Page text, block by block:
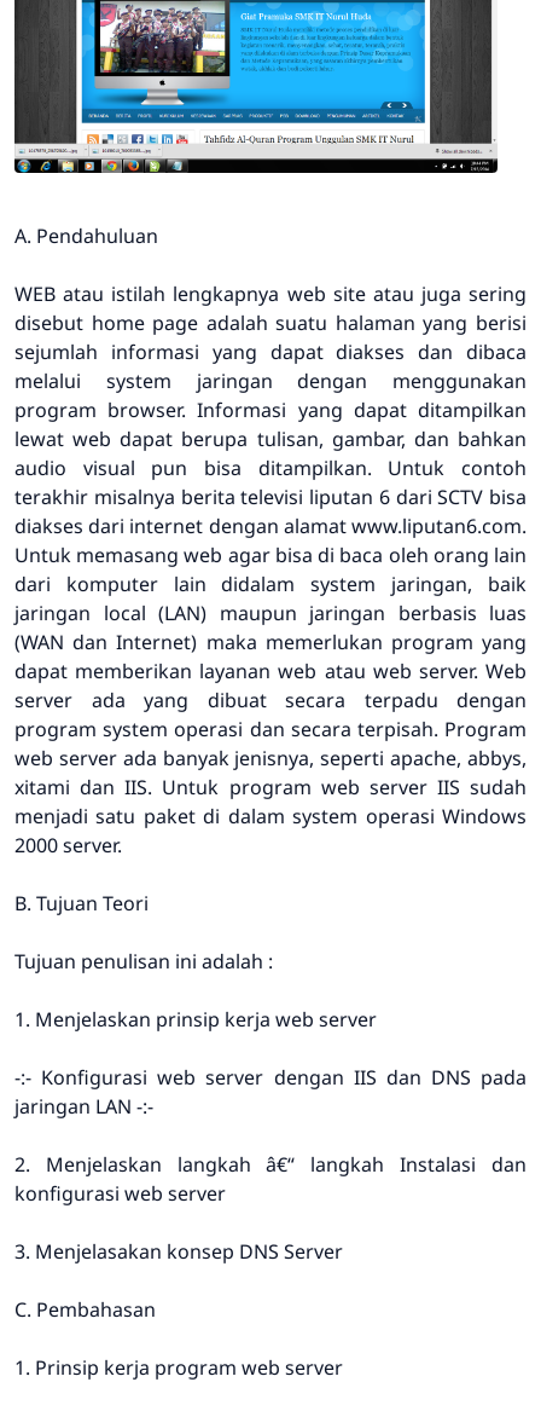
A. Pendahuluan
WEB atau istilah lengkapnya web site atau juga sering
disebut home page adalah suatu halaman yang berisi
sejumlah informasi yang dapat diakses dan dibaca
melalui system jaringan dengan menggunakan
program browser. Informasi yang dapat ditampilkan
lewat web dapat berupa tulisan, gambar, dan bahkan
audio visual pun bisa ditampilkan. Untuk contoh
terakhir misalnya berita televisi liputan 6 dari SCTV bisa
diakses dari internet dengan alamat www.liputan6.com.
Untuk memasang web agar bisa di baca oleh orang lain
dari komputer lain didalam system jaringan, baik
jaringan local (LAN) maupun jaringan berbasis luas
(WAN dan Internet) maka memerlukan program yang
dapat memberikan layanan web atau web server. Web
server ada yang dibuat secara terpadu dengan
program system operasi dan secara terpisah. Program
web server ada banyak jenisnya, seperti apache, abbys,
xitami dan IIS. Untuk program web server IIS sudah
menjadi satu paket di dalam system operasi Windows
2000 server.
B. Tujuan Teori
Tujuan penulisan ini adalah :
1. Menjelaskan prinsip kerja web server
-:- Konfigurasi web server dengan IIS dan DNS pada
jaringan LAN -:-
2. Menjelaskan langkah â€“ langkah Instalasi dan
konfigurasi web server
3. Menjelasakan konsep DNS Server
C. Pembahasan
1. Prinsip kerja program web server